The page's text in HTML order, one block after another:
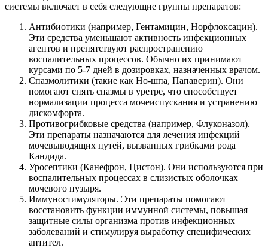
системы включает в себя следующие группы препаратов:
Антибиотики (например, Гентамицин, Норфлоксацин).
Эти средства уменьшают активность инфекционных
агентов и препятствуют распространению
воспалительных процессов. Обычно их принимают
курсами по 5-7 дней в дозировках, назначенных врачом.
Спазмолитики (такие как Но-шпа, Папаверин). Они
помогают снять спазмы в уретре, что способствует
нормализации процесса мочеиспускания и устранению
дискомфорта.
Противогрибковые средства (например, Флуконазол).
Эти препараты назначаются для лечения инфекций
мочевыводящих путей, вызванных грибками рода
Кандида.
Уросептики (Канефрон, Цистон). Они используются при
воспалительных процессах в слизистых оболочках
мочевого пузыря.
Иммуностимуляторы. Эти препараты помогают
восстановить функции иммунной системы, повышая
защитные силы организма против инфекционных
заболеваний и стимулируя выработку специфических
антител.